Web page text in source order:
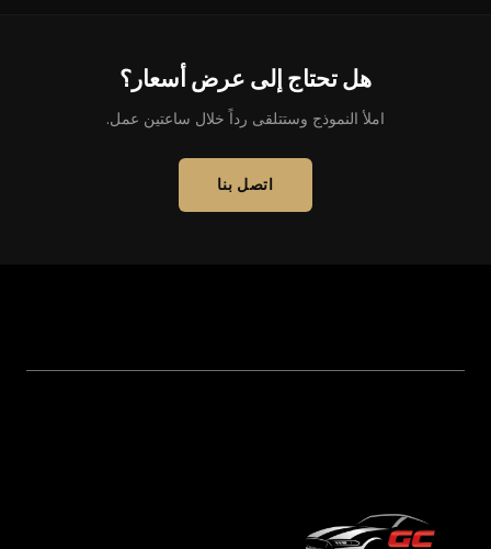
هل تحتاج إلى عرض أسعار؟
املأ النموذج وستتلقى رداً خلال ساعتين عمل.
اتصل بنا